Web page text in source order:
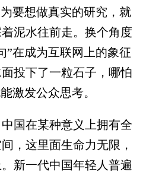
要想做真实的研究，就
泥水往前走。换个角度
”在成为互联网上的象征
投下了一粒石子，哪怕
激发公众思考。
在某种意义上拥有全
，这里面生命力无限，
新一代中国年轻人普遍